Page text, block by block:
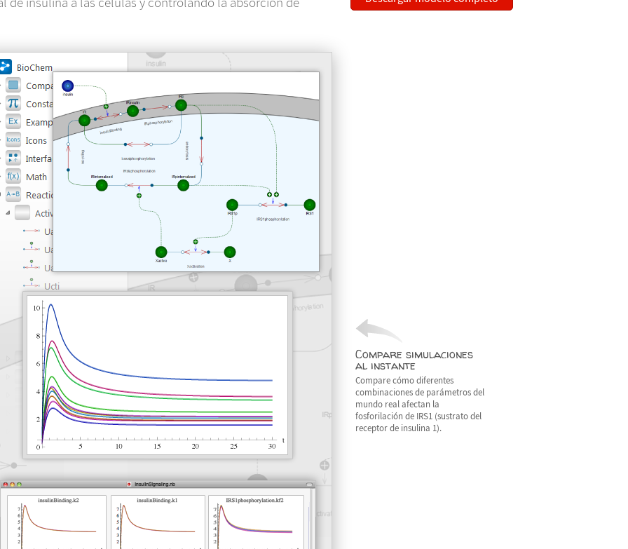
Compare simulaciones
al instante
Compare cómo diferentes
combinaciones de parámetros del
mundo real afectan la
fosforilación de IRS1 (sustrato del
receptor de insulina 1).